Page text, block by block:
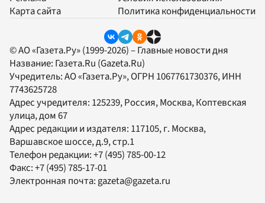
Карта сайта
Политика конфиденциальности
© АО «Газета.Ру» (1999-2026) – Главные новости дня
Название: Газета.Ru (Gazeta.Ru)
Учредитель:АО «Газета.Ру», ОГРН 1067761730376, ИНН
7743625728
Адрес учредителя: 125239, Россия, Москва, Коптевская
улица, дом 67
Адрес редакции и издателя: 117105, г. Москва,
Варшавское шоссе, д.9, стр.1
Телефон редакции:+7 (495) 785-00-12
Факс:+7 (495) 785-17-01
Электронная почта:gazeta@gazeta.ru